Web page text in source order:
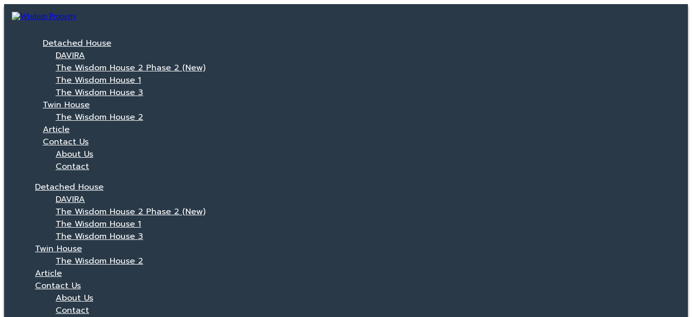
Detached House
DAVIRA
The Wisdom House 2 Phase 2 (New)
The Wisdom House 1
The Wisdom House 3
Twin House
The Wisdom House 2
Article
Contact Us
About Us
Contact
Detached House
DAVIRA
The Wisdom House 2 Phase 2 (New)
The Wisdom House 1
The Wisdom House 3
Twin House
The Wisdom House 2
Article
Contact Us
About Us
Contact